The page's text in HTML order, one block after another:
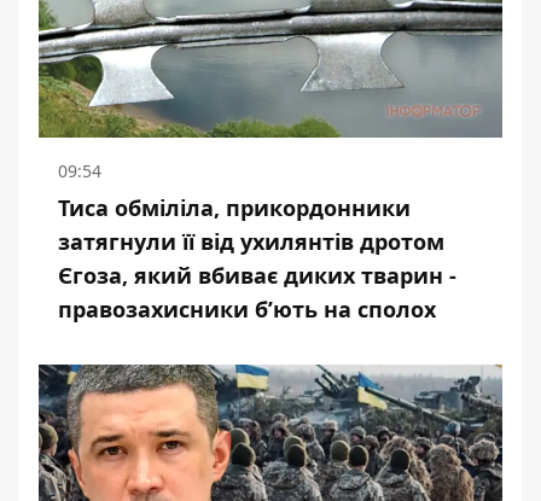
09:54
Тиса обміліла, прикордонники
затягнули її від ухилянтів дротом
Єгоза, який вбиває диких тварин -
правозахисники бʼють на сполох